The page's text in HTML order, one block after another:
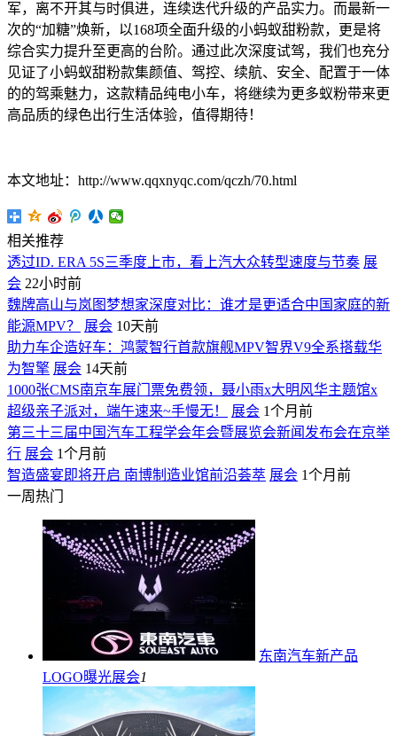
军，离不开其与时俱进，连续迭代升级的产品实力。而最新一
次的“加糖”焕新，以168项全面升级的小蚂蚁甜粉款，更是将
综合实力提升至更高的台阶。通过此次深度试驾，我们也充分
见证了小蚂蚁甜粉款集颜值、驾控、续航、安全、配置于一体
的的驾乘魅力，这款精品纯电小车，将继续为更多蚁粉带来更
高品质的绿色出行生活体验，值得期待！
本文地址：http://www.qqxnyqc.com/qczh/70.html
相关推荐
透过ID. ERA 5S三季度上市，看上汽大众转型速度与节奏 展
会 22小时前
魏牌高山与岚图梦想家深度对比：谁才是更适合中国家庭的新
能源MPV？
展会 10天前
助力车企造好车：鸿蒙智行首款旗舰MPV智界V9全系搭载华
为智擎 展会 14天前
1000张CMS南京车展门票免费领，聂小雨x大明风华主题馆x
超级亲子派对，端午速来~手慢无！
展会 1个月前
第三十三届中国汽车工程学会年会暨展览会新闻发布会在京举
行 展会 1个月前
智造盛宴即将开启 南博制造业馆前沿荟萃 展会 1个月前
一周热门
东南汽车新产品
LOGO曝光展会1